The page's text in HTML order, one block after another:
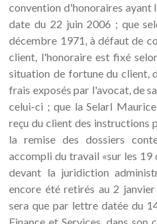
convention d'honoraires ayant
date du 22 juin 2006 ; que
décembre 1971, à défaut de
client, l'honoraire est fixé
situation de fortune du client,
frais exposés par l'avocat, de
celui-ci ; que la Selarl
reçu du client des instructions
la remise des dossiers
accompli du travail «sur les
devant la juridiction
encore été retirés au 2
sera que par lettre datée du